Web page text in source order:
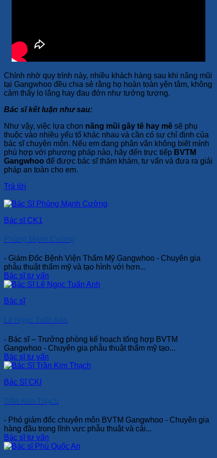
Chính nhờ quy trình này, nhiều khách hàng sau khi nâng mũi
tại Gangwhoo đều chia sẻ rằng họ hoàn toàn yên tâm, không
cảm thấy lo lắng hay đau đớn như tưởng tượng.
Bác sĩ kết luận như sau:
Như vậy, việc lựa chọn nâng mũi gây tê hay mê sẽ phụ
thuộc vào nhiều yếu tố khác nhau và cần có sự chỉ định của
bác sĩ chuyên môn. Nếu em đang phân vân không biết mình
phù hợp với phương pháp nào, hãy đến trực tiếp BVTM
Gangwhoo để được bác sĩ thăm khám, tư vấn và đưa ra giải
pháp an toàn cho em.
Trả lời
Bác sĩ CK1
Phùng Mạnh Cường
- Giám Đốc Bệnh Viện Thẩm Mỹ Gangwhoo - Chuyên gia
phẫu thuật thẩm mỹ và tạo hình với hơn...
Bác sĩ tư vấn
Bác sĩ
Lê Ngọc Tuấn Anh
- Bác sĩ – Trưởng phòng kế hoạch tổng hợp BVTM
Gangwhoo - Chuyên gia phẫu thuật thẩm mỹ tạo...
Bác sĩ tư vấn
Bác Sĩ CKI
Trần Kim Thạch
- Phó giám đốc chuyên môn BVTM Gangwhoo - Chuyên gia
hàng đầu trong lĩnh vực phẫu thuật và cải...
Bác sĩ tư vấn